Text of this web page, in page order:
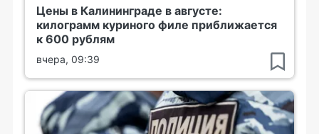
Цены в Калининграде в августе:
килограмм куриного филе приближается
к 600 рублям
вчера, 09:39